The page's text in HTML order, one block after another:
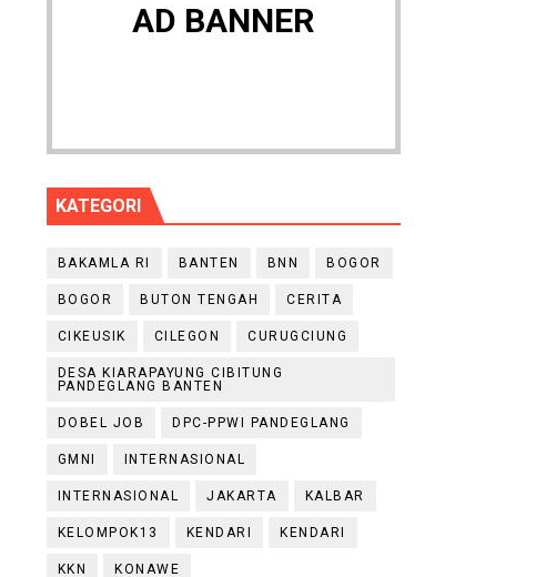
AD BANNER
KATEGORI
BAKAMLA RI BANTEN BNN BOGOR
BOGOR BUTON TENGAH CERITA
CIKEUSIK CILEGON CURUGCIUNG
DESA KIARAPAYUNG CIBITUNG
PANDEGLANG BANTEN
DOBEL JOB DPC-PPWI PANDEGLANG
GMNI INTERNASIONAL
INTERNASIONAL JAKARTA KALBAR
KELOMPOK13 KENDARI KENDARI
KKN KONAWE